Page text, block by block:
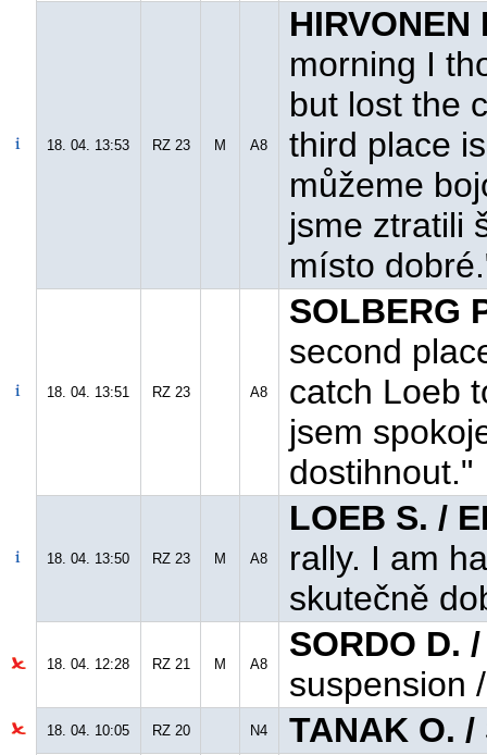
18. 04. 13:53 RZ 23 M A8
HIRVONEN
morning I
but lost the
third place
můžeme
jsme ztratili
místo
18. 04. 13:51 RZ 23 A8
SOLBERG
second
catch Loeb
jsem
dostihnout."
18. 04. 13:50 RZ 23 M A8
LOEB S. /
rally. I am
skutečně
18. 04. 12:28 RZ 21 M A8
SORDO D.
suspension
18. 04. 10:05 RZ 20 N4 TANAK O. /